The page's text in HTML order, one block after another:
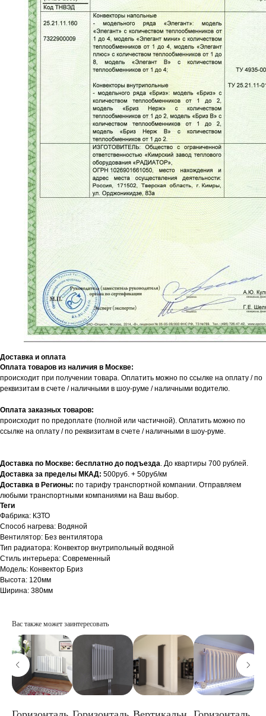
Доставка и оплата
Оплата товаров из наличия в Москве:
происходит при получении товара. Оплатить можно по ссылке на оплату / по
реквизитам в счете / наличными в шоу-руме / наличными водителю.
Оплата заказных товаров:
происходит по предоплате (полной или частичной). Оплатить можно по
ссылке на оплату / по реквизитам в счете / наличными в шоу-руме.
Доставка по Москве: бесплатно до подъезда. До квартиры 700 рублей.
Доставка за пределы МКАД: 500руб. + 50руб/км
Доставка в Регионы: по тарифу транспортной компании. Отправляем
любыми транспортными компаниями на Ваш выбор.
Теги
Фабрика: КЗТО
Способ нагрева: Водяной
Вентилятор: Без вентилятора
Тип радиатора: Конвектор внутрипольный водяной
Стиль интерьера: Современный
Модель: Конвектор Бриз
Высота: 120мм
Ширина: 380мм
Вас также может заинтересовать